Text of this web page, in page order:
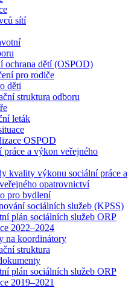
sítí
ochrana dětí (OSPOD)
pro rodiče
děti
struktura odboru
leták
OSPOD
a výkon veřejného
kvality výkonu sociální práce a
opatrovnictví
pro bydlení
sociálních služeb (KPSS)
plán sociálních služeb ORP
2022–2024
na koordinátory
struktura
plán sociálních služeb ORP
2019–2021